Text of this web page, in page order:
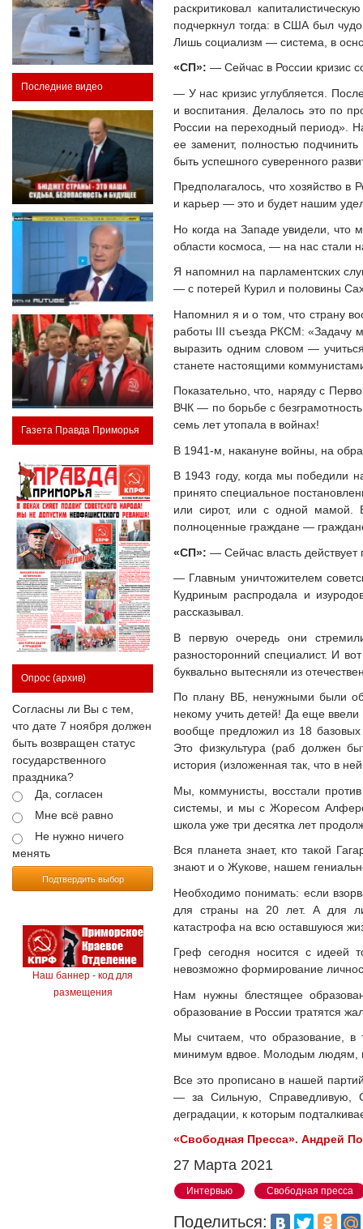
Последние видео
Газета Правда Приморья
Опрос (архив)
Согласны ли Вы с тем,
что дате 7 ноября должен
быть возвращен статус
государственного
праздника?
Да, согласен
Мне всё равно
Не нужно ничего
менять
Подтвердить выбор
Наш баннер - код для
размещения
раскритиковал
подчеркнул тогда: в США был
Лишь социализм — система, в
«СП»: — Сейчас в России кризис
— У нас кризис углубляется.
и воспитания. Делалось это по
России на переходный период».
ее заменит, полностью
быть успешного суверенного
Предполагалось, что хозяйство в
и карьер — это и будет нашим
Но когда на Западе увидели, что
области космоса, — на нас стали
Я напомнил на парламентских
— с потерей Курил и половины
Напомнил я и о том, что страну
работы III съезда РКСМ: «Задачу
выразить одним словом —
станете настоящими
Показательно, что, наряду с
ВЧК — по борьбе с
семь лет утопала в войнах!
В 1941-м, накануне войны, на
В 1943 году, когда мы победили
принято специальное
или сирот, или с одной мамой.
полноценные граждане —
«СП»: — Сейчас власть действует
— Главным уничтожителем
Кудриным распродала и
рассказывал.
В первую очередь они
разносторонний специалист. И
буквально вытесняли из
По плану ВБ, ненужными были
некому учить детей! Да еще
вообще предложил из 18 базовых
Это физкультура (раб должен
история (изложенная так, что в
Мы, коммунисты, восстали
системы, и мы с Жоресом
школа уже три десятка лет
Вся планета знает, кто такой
знают и о Жукове, нашем
Необходимо понимать: если
для страны на 20 лет. А для
катастрофа на всю оставшуюся
Греф сегодня носится с идеей
невозможно формирование
Нам нужны блестящее
образование в России тратятся
Мы считаем, что образование,
минимум вдвое. Молодым людям,
Все это прописано в нашей
— за Сильную, Справедливую,
деградации, к которым
«Свободная Пресса». Андрей
27 Марта 2021
Интервью Свободная пресса
Поделиться: